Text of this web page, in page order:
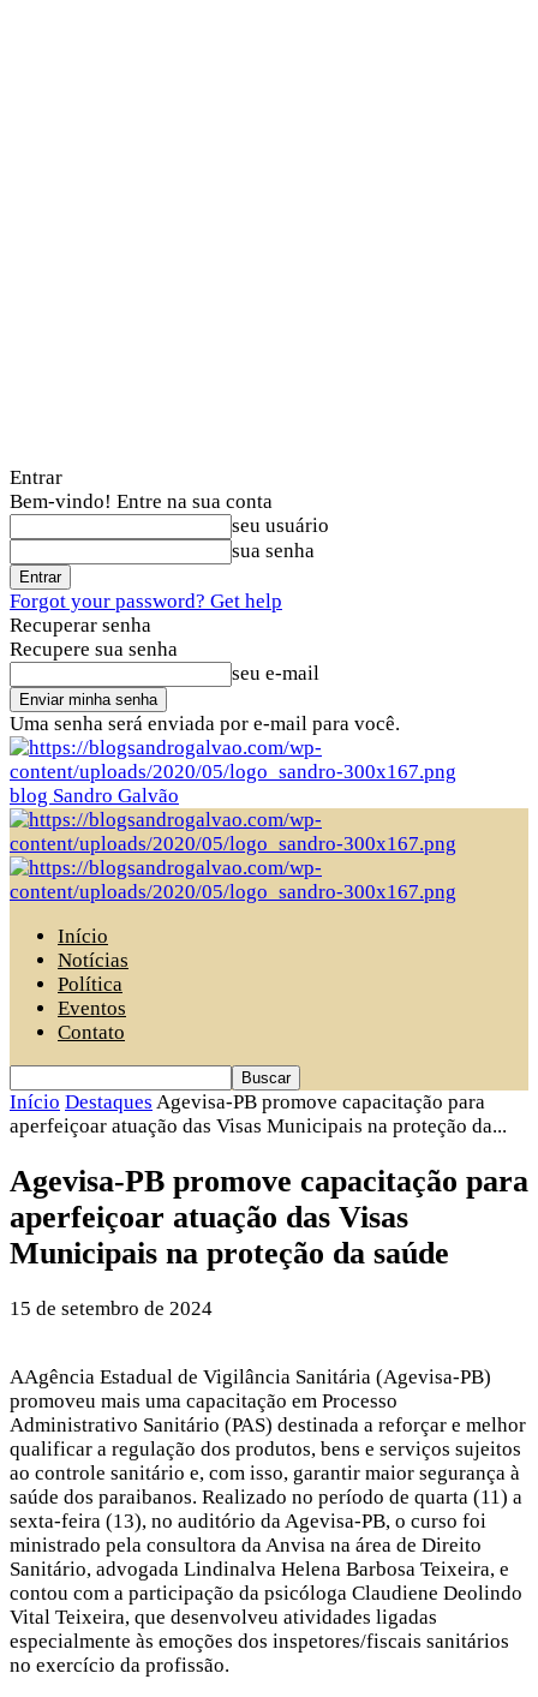
Entrar
Bem-vindo! Entre na sua conta
seu usuário
sua senha
Forgot your password? Get help
Recuperar senha
Recupere sua senha
seu e-mail
Uma senha será enviada por e-mail para você.
blog Sandro Galvão
Início
Notícias
Política
Eventos
Contato
Início Destaques Agevisa-PB promove capacitação para
aperfeiçoar atuação das Visas Municipais na proteção da...
Agevisa-PB promove capacitação para
aperfeiçoar atuação das Visas
Municipais na proteção da saúde
15 de setembro de 2024
AAgência Estadual de Vigilância Sanitária (Agevisa-PB)
promoveu mais uma capacitação em Processo
Administrativo Sanitário (PAS) destinada a reforçar e melhor
qualificar a regulação dos produtos, bens e serviços sujeitos
ao controle sanitário e, com isso, garantir maior segurança à
saúde dos paraibanos. Realizado no período de quarta (11) a
sexta-feira (13), no auditório da Agevisa-PB, o curso foi
ministrado pela consultora da Anvisa na área de Direito
Sanitário, advogada Lindinalva Helena Barbosa Teixeira, e
contou com a participação da psicóloga Claudiene Deolindo
Vital Teixeira, que desenvolveu atividades ligadas
especialmente às emoções dos inspetores/fiscais sanitários
no exercício da profissão.